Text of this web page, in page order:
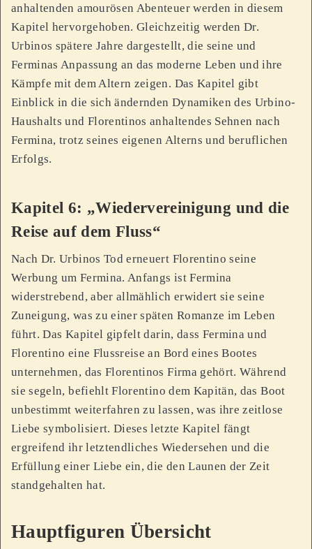
anhaltenden amourösen Abenteuer werden in diesem
Kapitel hervorgehoben. Gleichzeitig werden Dr.
Urbinos spätere Jahre dargestellt, die seine und
Ferminas Anpassung an das moderne Leben und ihre
Kämpfe mit dem Altern zeigen. Das Kapitel gibt
Einblick in die sich ändernden Dynamiken des Urbino-
Haushalts und Florentinos anhaltendes Sehnen nach
Fermina, trotz seines eigenen Alterns und beruflichen
Erfolgs.
Kapitel 6: „Wiedervereinigung und die
Reise auf dem Fluss“
Nach Dr. Urbinos Tod erneuert Florentino seine
Werbung um Fermina. Anfangs ist Fermina
widerstrebend, aber allmählich erwidert sie seine
Zuneigung, was zu einer späten Romanze im Leben
führt. Das Kapitel gipfelt darin, dass Fermina und
Florentino eine Flussreise an Bord eines Bootes
unternehmen, das Florentinos Firma gehört. Während
sie segeln, befiehlt Florentino dem Kapitän, das Boot
unbestimmt weiterfahren zu lassen, was ihre zeitlose
Liebe symbolisiert. Dieses letzte Kapitel fängt
ergreifend ihr letztendliches Wiedersehen und die
Erfüllung einer Liebe ein, die den Launen der Zeit
standgehalten hat.
Hauptfiguren Übersicht